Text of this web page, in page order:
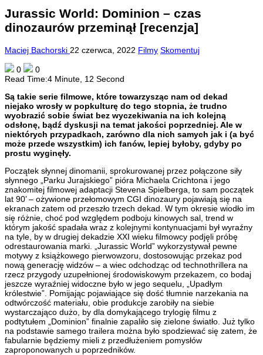
Jurassic World: Dominion – czas
dinozaurów przeminął [recenzja]
Maciej Bachorski 22 czerwca, 2022 Filmy Skomentuj
0
0
Read Time:4 Minute, 12 Second
Są takie serie filmowe, które towarzysząc nam od dekad
niejako wrosły w popkulturę do tego stopnia, że trudno
wyobrazić sobie świat bez wyczekiwania na ich kolejną
odsłonę, bądź dyskusji na temat jakości poprzedniej. Ale w
niektórych przypadkach, zarówno dla nich samych jak i (a być
może przede wszystkim) ich fanów, lepiej byłoby, gdyby po
prostu wyginęły.
Początek słynnej dinomanii, sprokurowanej przez połączone siły
słynnego „Parku Jurajskiego” pióra Michaela Crichtona i jego
znakomitej filmowej adaptacji Stevena Spielberga, to sam początek
lat 90’ – ożywione przełomowym CGI dinozaury pojawiają się na
ekranach zatem od przeszło trzech dekad. W tym okresie wiodło im
się różnie, choć pod względem podboju kinowych sal, trend w
którym jakość spadała wraz z kolejnymi kontynuacjami był wyraźny
na tyle, by w drugiej dekadzie XXI wieku filmowcy podjęli próbę
odrestaurowania marki. „Jurassic World” wykorzystywał pewne
motywy z książkowego pierwowzoru, dostosowując przekaz pod
nową generację widzów – a wiec odchodząc od technothrillera na
rzecz przygody uzupełnionej środowiskowym przekazem, co bodaj
jeszcze wyraźniej widoczne było w jego sequelu, „Upadłym
królestwie”. Pomijając pojawiające się dość tłumnie narzekania na
odtwórczość materiału, obie produkcje zarobiły na siebie
wystarczająco dużo, by dla domykającego trylogię filmu z
podtytułem „Dominion” finalnie zapaliło się zielone światło. Już tylko
na podstawie samego trailera można było spodziewać się zatem, że
fabularnie będziemy mieli z przedłużeniem pomysłów
zaproponowanych u poprzedników.